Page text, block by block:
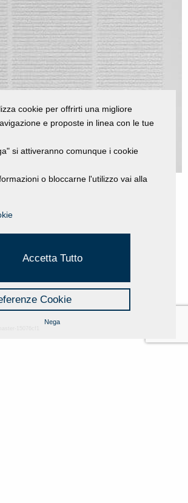
cookie per offrirti una migliore
e proposte in linea con le tue
si attiveranno comunque i cookie
o bloccarne l'utilizzo vai alla
Accetta Tutto
Cookie
Nega